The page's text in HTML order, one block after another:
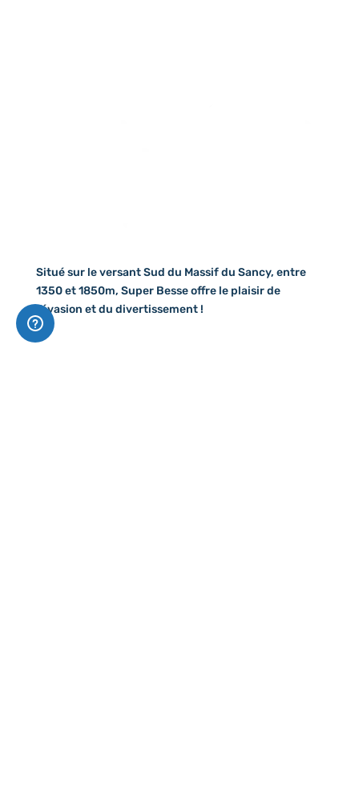
Situé sur le versant Sud du Massif du Sancy, entre
1350 et 1850m, Super Besse offre le plaisir de
l’évasion et du divertissement !